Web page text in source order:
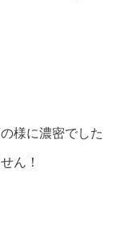
様に濃密でした
ん！